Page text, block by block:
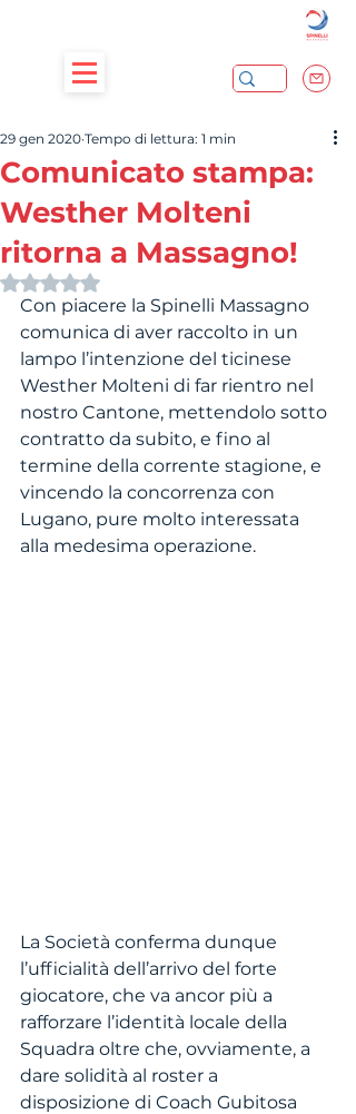
Comunicato stampa:
Westher Molteni
ritorna a Massagno!
29 gen 2020 Tempo di lettura: 1 min
Valutazione NaN stelle su 5.
Con piacere la Spinelli Massagno
comunica di aver raccolto in un
lampo l’intenzione del ticinese
Westher Molteni di far rientro nel
nostro Cantone, mettendolo sotto
contratto da subito, e fino al
termine della corrente stagione, e
vincendo la concorrenza con
Lugano, pure molto interessata
alla medesima operazione.
La Società conferma dunque
l’ufficialità dell’arrivo del forte
giocatore, che va ancor più a
rafforzare l’identità locale della
Squadra oltre che, ovviamente, a
dare solidità al roster a
disposizione di Coach Gubitosa